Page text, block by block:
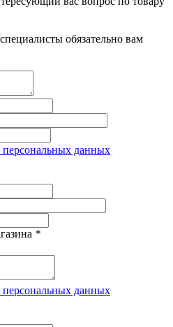
обязательно вам
персональных данных
*
персональных данных